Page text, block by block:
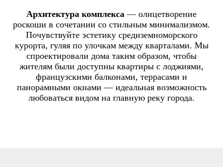
Архитектура комплекса — олицетворение
роскоши в сочетании со стильным минимализмом.
Почувствуйте эстетику средиземноморского
курорта, гуляя по улочкам между кварталами. Мы
спроектировали дома таким образом, чтобы
жителям были доступны квартиры с лоджиями,
французскими балконами, террасами и
панорамными окнами — идеальная возможность
любоваться видом на главную реку города.